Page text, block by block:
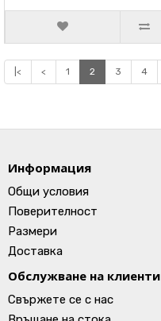
|< < 1 2 3 4
Информация
Общи условия
Поверителност
Размери
Доставка
Обслужване на клиенти
Свържете се с нас